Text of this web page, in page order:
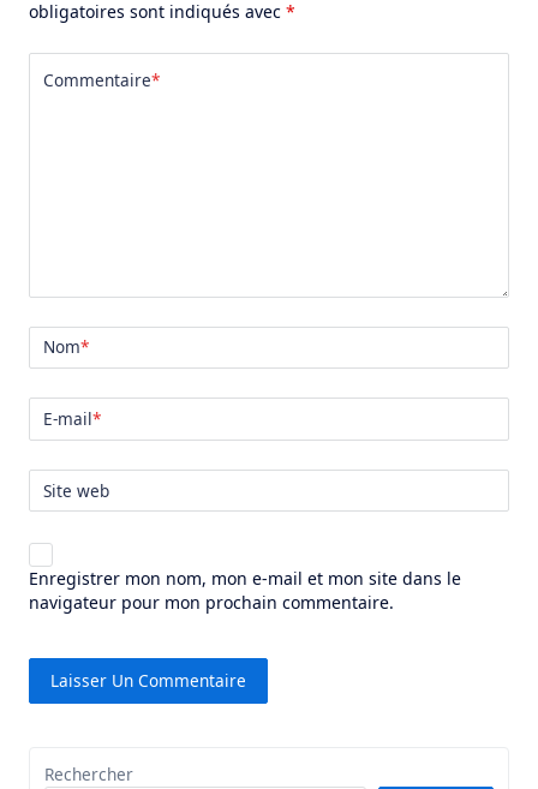
obligatoires sont indiqués avec *
Commentaire*
Nom*
E-mail*
Site web
Enregistrer mon nom, mon e-mail et mon site dans le
navigateur pour mon prochain commentaire.
Rechercher